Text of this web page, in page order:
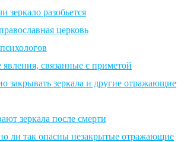
зеркало разобьется
церковь
связанные с приметой
закрывать зеркала и другие отражающие
зеркала после смерти
ли так опасны незакрытые отражающие